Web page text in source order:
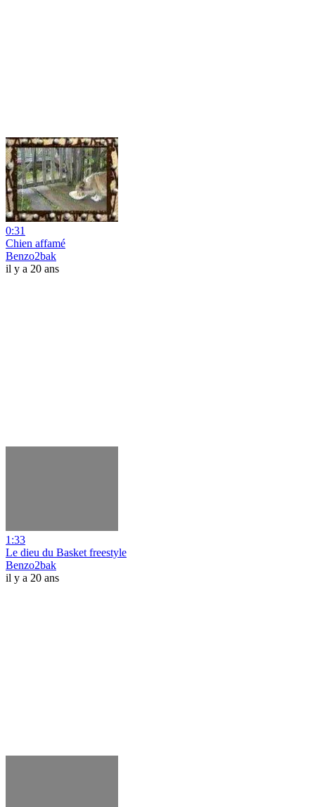
0:31
Chien affamé
Benzo2bak
il y a 20 ans
1:33
Le dieu du Basket freestyle
Benzo2bak
il y a 20 ans